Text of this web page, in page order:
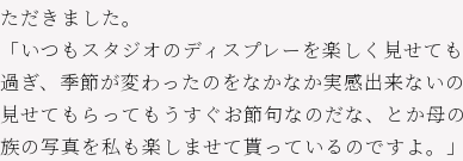
ただきました。
「いつもスタジオのディスプレーを楽しく見せて
過ぎ、季節が変わったのをなかなか実感出来ない
見せてもらってもうすぐお節句なのだな、とか母
族の写真を私も楽しませて貰っているのですよ。